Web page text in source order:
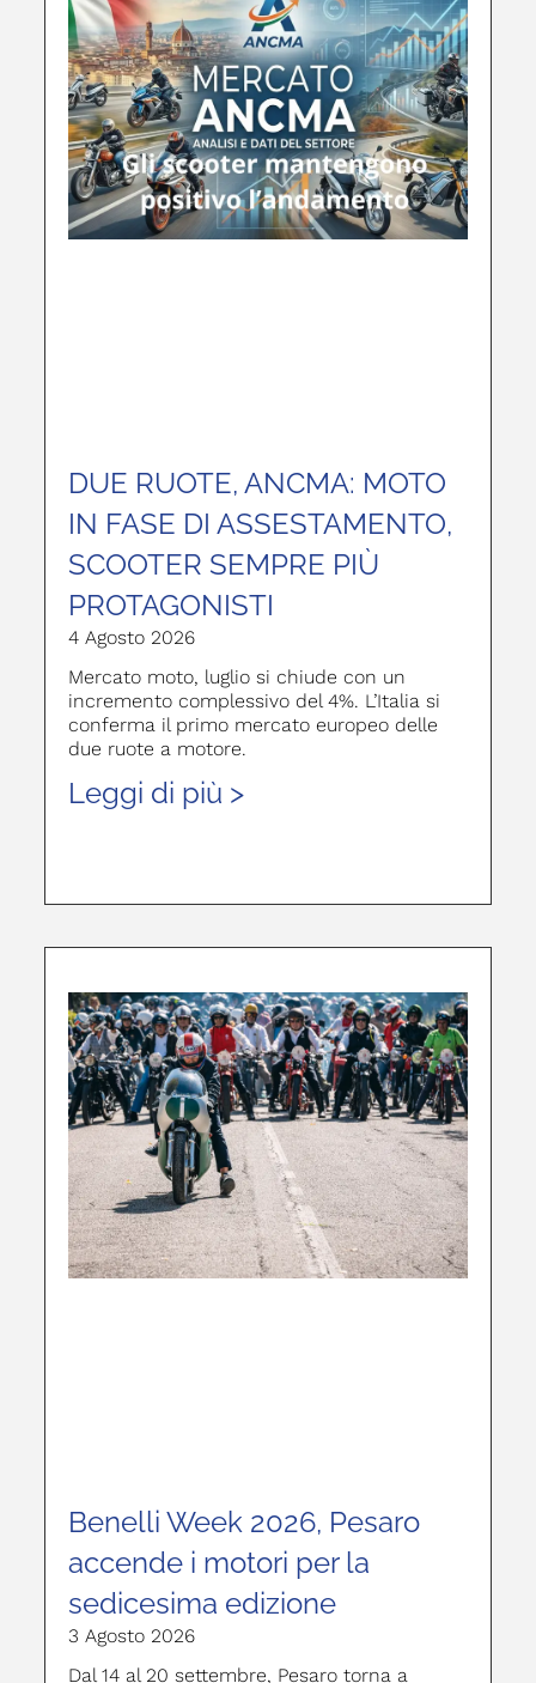
DUE RUOTE, ANCMA: MOTO
IN FASE DI ASSESTAMENTO,
SCOOTER SEMPRE PIÙ
PROTAGONISTI
4 Agosto 2026
Mercato moto, luglio si chiude con un
incremento complessivo del 4%. L’Italia si
conferma il primo mercato europeo delle
due ruote a motore.
Leggi di più >
Benelli Week 2026, Pesaro
accende i motori per la
sedicesima edizione
3 Agosto 2026
Dal 14 al 20 settembre, Pesaro torna a